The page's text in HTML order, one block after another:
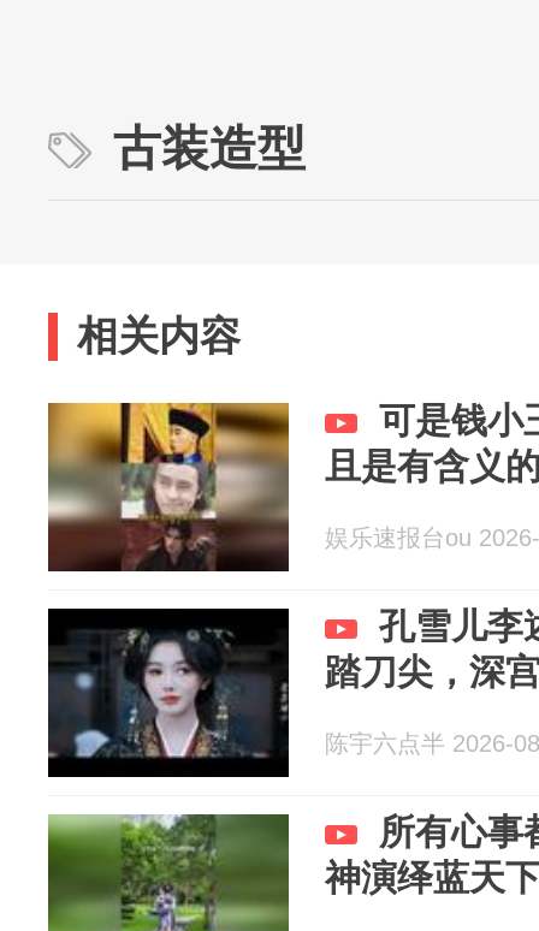
古装造型
相关内容
可是钱小
且是有含义
娱乐速报台ou
孔雪儿李
踏刀尖，深
陈宇六点半 2026-
所有心事
神演绎蓝天